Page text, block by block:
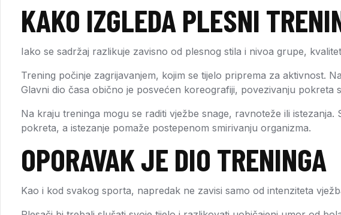
KAKO IZGLEDA PLESNI
Iako se sadržaj razlikuje zavisno od plesnog stila i nivoa grupe,
Trening počinje zagrijavanjem, kojim se tijelo priprema za aktivnost.
Glavni dio časa obično je posvećen koreografiji, povezivanju pokreta
Na kraju treninga mogu se raditi vježbe snage, ravnoteže ili
pokreta, a istezanje pomaže postepenom smirivanju organizma.
OPORAVAK JE DIO TRENINGA
Kao i kod svakog sporta, napredak ne zavisi samo od intenziteta